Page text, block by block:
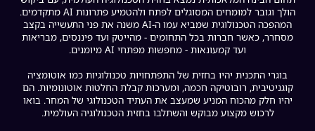
הולך וגובר למומחים המסוגלים לפתח ולהטמיע פתרונות AI מתקדמים.
המהפכה הטכנולוגית שמביא עמו ה-AI משנה את פני התעשייה בקצב
מסחרר, כאשר חברות בכל התחומים - מהייטק ועד פיננסים, מבריאות
ועד קמעונאות - מחפשות מפתחי AI מיומנים.
בוגרי התכנית יהיו בחזית של התפתחויות טכנולוגיות כמו אוטומציה
קוגניטיבית, רובוטיקה חכמה, ומערכות קבלת החלטות אוטונומיות. הם
יהיו חלק מהכוח המניע שמעצב את העתיד הטכנולוגי של המחר. בואו
לרכוש מקצוע מבוקש והשתלבו בחזית הטכנולוגיה העולמית.